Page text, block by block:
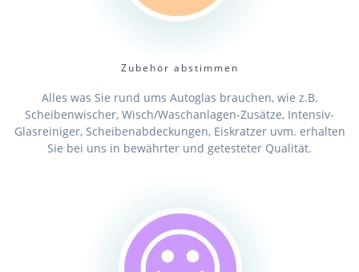
Zubehör abstimmen
Alles was Sie rund ums Autoglas brauchen, wie z.B.
Scheibenwischer, Wisch/Waschanlagen-Zusätze, Intensiv-
Glasreiniger, Scheibenabdeckungen, Eiskratzer uvm. erhalten
Sie bei uns in bewährter und getesteter Qualität.